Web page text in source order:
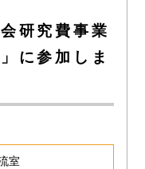
研究費事業
に参加しま
室